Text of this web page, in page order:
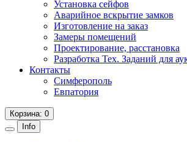
Установка сейфов
Аварийное вскрытие замков
Изготовление на заказ
Замеры помещений
Проектирование, расстановка
Разработка Тех. Заданий для
Контакты
Симферополь
Евпатория
Корзина: 0
Info